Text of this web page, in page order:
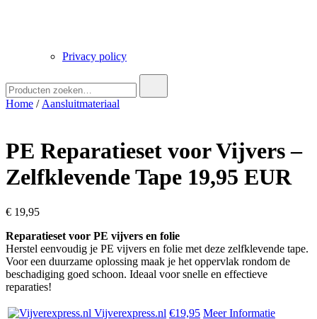
Privacy policy
naar:
Home / Aansluitmateriaal
PE Reparatieset voor Vijvers –
Zelfklevende Tape 19,95 EUR
€ 19,95
Reparatieset voor PE vijvers en folie
Herstel eenvoudig je PE vijvers en folie met deze zelfklevende tape.
Voor een duurzame oplossing maak je het oppervlak rondom de
beschadiging goed schoon. Ideaal voor snelle en effectieve
reparaties!
Vijverexpress.nl €19,95 Meer Informatie